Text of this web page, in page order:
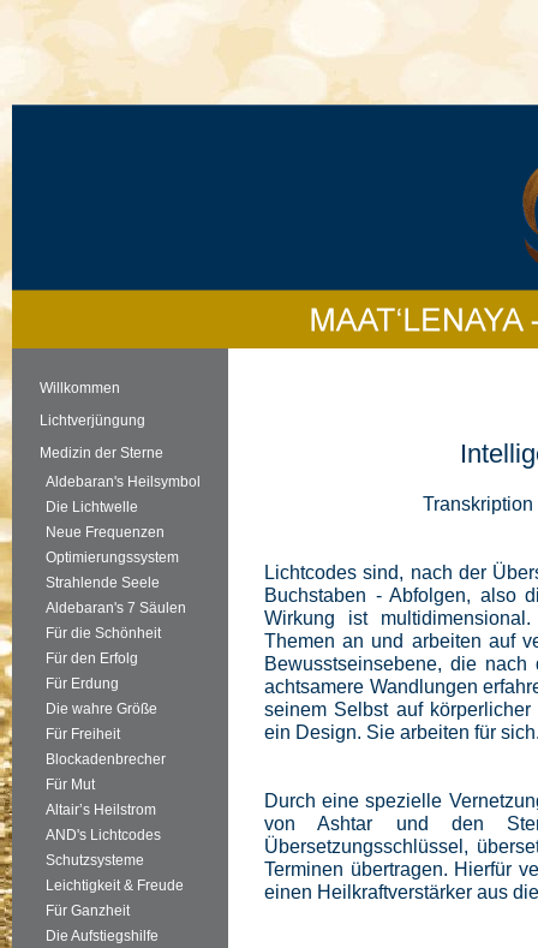
Willkommen
Lichtverjüngung
Medizin der Sterne
Aldebaran's Heilsymbol
Die Lichtwelle
Neue Frequenzen
Optimierungssystem
Strahlende Seele
Aldebaran's 7 Säulen
Für die Schönheit
Für den Erfolg
Für Erdung
Die wahre Größe
Für Freiheit
Blockadenbrecher
Für Mut
Altair’s Heilstrom
AND's Lichtcodes
Schutzsysteme
Leichtigkeit & Freude
Für Ganzheit
Die Aufstiegshilfe
Transkription
Lichtcodes sind, nach der
Buchstaben - Abfolgen, also
Wirkung ist
Themen an und arbeiten auf
Bewusstseinsebene, die
achtsamere Wandlungen
seinem Selbst auf
ein Design. Sie arbeiten für
Durch eine spezielle
von Ashtar und den
Übersetzungsschlüssel,
Terminen übertragen. Hierfür
einen Heilkraftverstärker aus